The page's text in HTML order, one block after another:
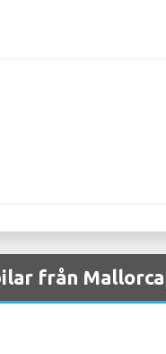
från Mallorca